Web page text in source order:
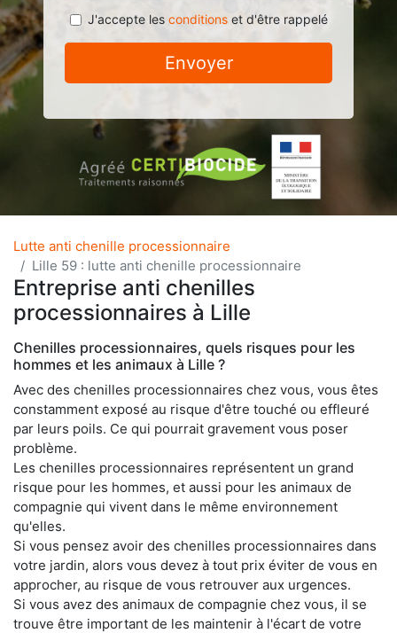
J'accepte les conditionset d'être rappelé
Envoyer
Lutte anti chenille processionnaire
Lille 59 : lutte anti chenille processionnaire
Entreprise anti chenilles
processionnaires à Lille
Chenilles processionnaires, quels risques pour les
hommes et les animaux à Lille ?
Avec des chenilles processionnaires chez vous, vous êtes
constamment exposé au risque d'être touché ou effleuré
par leurs poils. Ce qui pourrait gravement vous poser
problème.
Les chenilles processionnaires représentent un grand
risque pour les hommes, et aussi pour les animaux de
compagnie qui vivent dans le même environnement
qu'elles.
Si vous pensez avoir des chenilles processionnaires dans
votre jardin, alors vous devez à tout prix éviter de vous en
approcher, au risque de vous retrouver aux urgences.
Si vous avez des animaux de compagnie chez vous, il se
trouve être important de les maintenir à l'écart de votre